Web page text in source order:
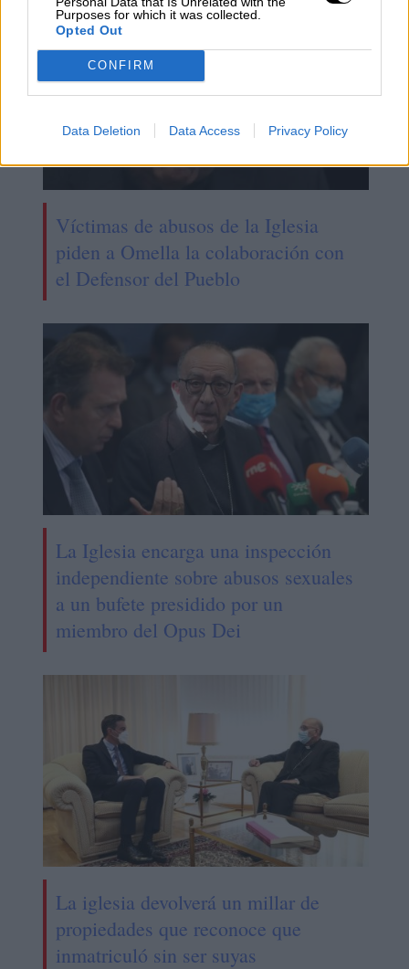
Purposes for which it was collected.
Opted Out
CONFIRM
Data Deletion Data Access Privacy Policy
Víctimas de abusos de la Iglesia
piden a Omella la colaboración con
el Defensor del Pueblo
La Iglesia encarga una inspección
independiente sobre abusos sexuales
a un bufete presidido por un
miembro del Opus Dei
La iglesia devolverá un millar de
propiedades que reconoce que
inmatriculó sin ser suyas